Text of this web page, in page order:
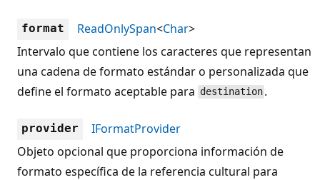
format ReadOnlySpan<Char>
Intervalo que contiene los caracteres que representan
una cadena de formato estándar o personalizada que
define el formato aceptable para destination .
provider
IFormatProvider
Objeto opcional que proporciona información de
formato específica de la referencia cultural para